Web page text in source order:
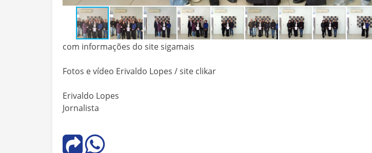
com informações do site sigamais
Fotos e vídeo Erivaldo Lopes / site clikar
Erivaldo Lopes
Jornalista